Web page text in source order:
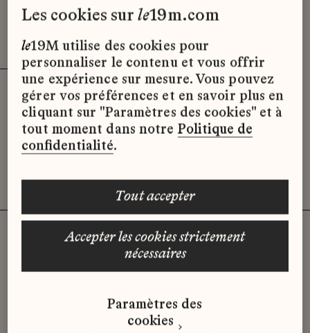
Désolé, il semble qu’il n’y ait pas
d’offres d’emploi disponibles pour le
moment.
Vous n'avez pas trouvé d'offre
qui correspond à votre profil ?
Envoyez-nous votre candidature
les cookies surle19m.com
le19M utilise des cookies pour
personnaliser le contenu et vous offrir
une expérience sur mesure. Vous pouvez
gérer vos préférences et en savoir plus en
cliquant sur "Paramètres des cookies" et à
tout moment dans notre Politique de
confidentialité.
accepter les cookies strictement
nécessaires
tout accepter
Paramètres des
cookies